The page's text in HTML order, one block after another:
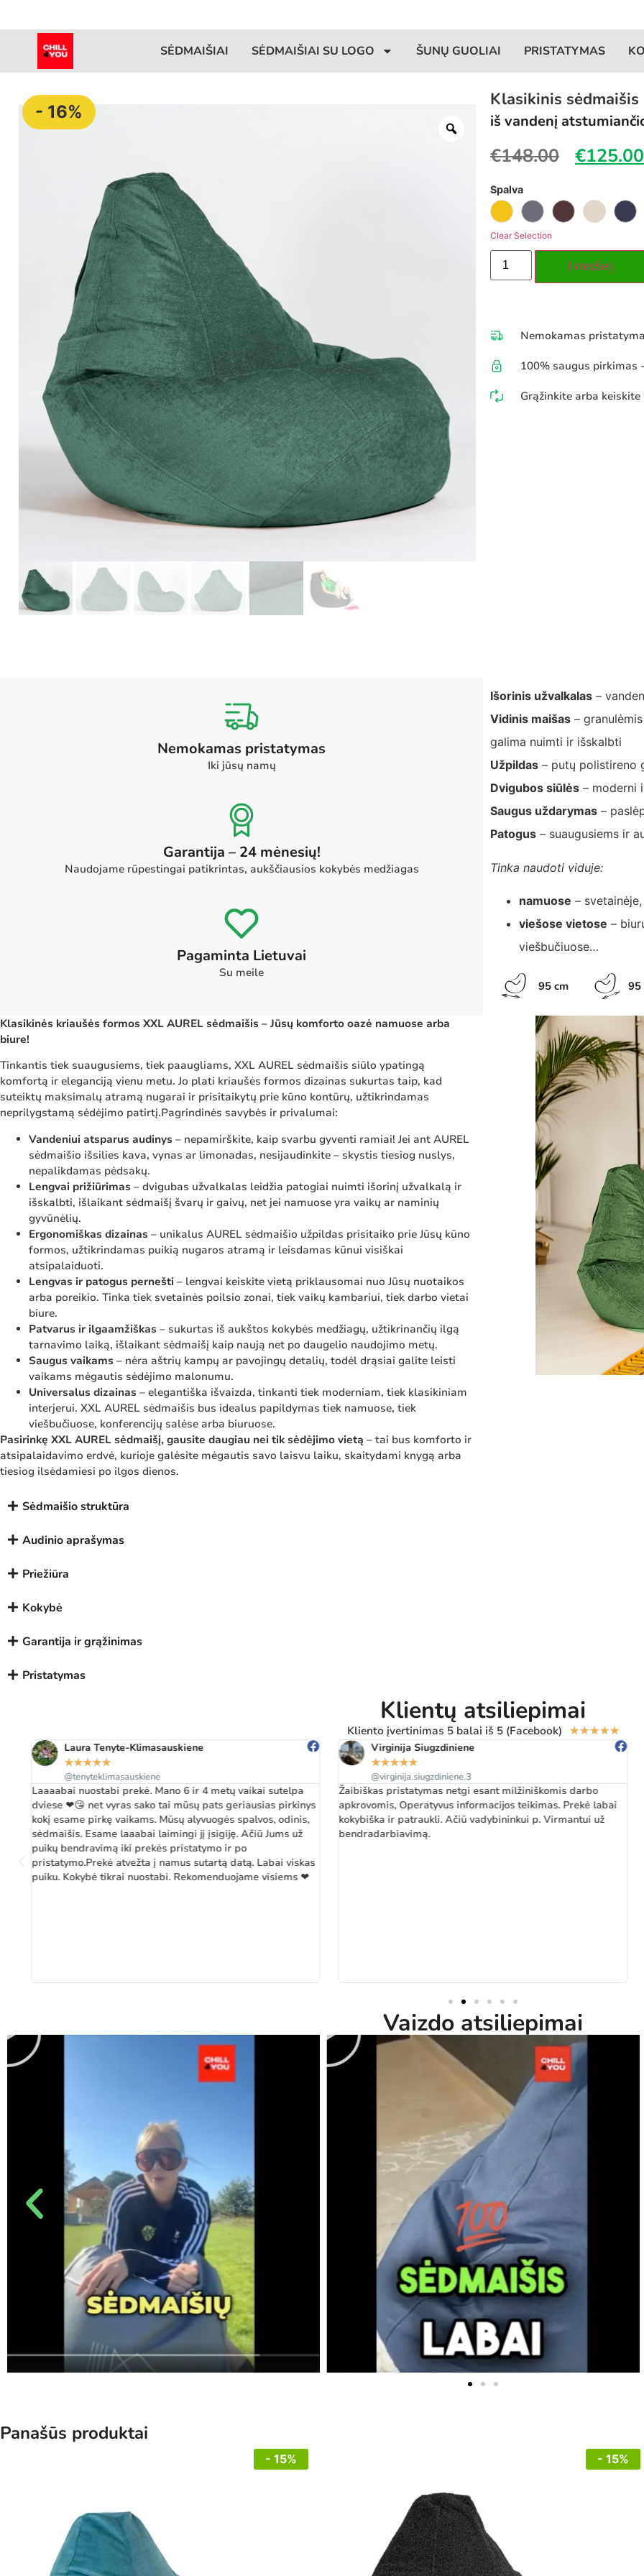
SĖDMAIŠIAI SĖDMAIŠIAI SU LOGO ŠUNŲ GUOLIAI PRISTATYMAS
- 16%
Klasikinis sėdmaišis
iš vandenį
€148.00 €125.00
Spalva
Clear Selection
Į krepšelį
Nemokamas
100% saugus pirkimas
Grąžinkite arba keiskite
Nemokamas pristatymas
Iki jūsų namų
Garantija – 24 mėnesių!
Naudojame rūpestingai patikrintas, aukščiausios kokybės medžiagas
Pagaminta Lietuvai
Su meile
Išorinis užvalkalas –
Vidinis maišas –
galima nuimti ir išskalbti
Užpildas – putų polistireno
Dvigubos siūlės – moderni
Saugus uždarymas –
Patogus – suaugusiems ir
Tinka naudoti viduje:
namuose –
viešose vietose –
viešbučiuose…
95 cm 95
Klasikinės kriaušės formos XXL AUREL sėdmaišis – Jūsų komforto oazė namuose arba
biure!
Tinkantis tiek suaugusiems, tiek paaugliams, XXL AUREL sėdmaišis siūlo ypatingą
komfortą ir eleganciją vienu metu. Jo plati kriaušės formos dizainas sukurtas taip, kad
suteiktų maksimalų atramą nugarai ir prisitaikytų prie kūno kontūrų, užtikrindamas
neprilygstamą sėdėjimo patirtį.Pagrindinės savybės ir privalumai:
Vandeniui atsparus audinys – nepamirškite, kaip svarbu gyventi ramiai! Jei ant AUREL
sėdmaišio išsilies kava, vynas ar limonadas, nesijaudinkite – skystis tiesiog nuslys,
nepalikdamas pėdsakų.
Lengvai prižiūrimas – dvigubas užvalkalas leidžia patogiai nuimti išorinį užvalkalą ir
išskalbti, išlaikant sėdmaišį švarų ir gaivų, net jei namuose yra vaikų ar naminių
gyvūnėlių.
Ergonomiškas dizainas – unikalus AUREL sėdmaišio užpildas prisitaiko prie Jūsų kūno
formos, užtikrindamas puikią nugaros atramą ir leisdamas kūnui visiškai
atsipalaiduoti.
Lengvas ir patogus pernešti – lengvai keiskite vietą priklausomai nuo Jūsų nuotaikos
arba poreikio. Tinka tiek svetainės poilsio zonai, tiek vaikų kambariui, tiek darbo vietai
biure.
Patvarus ir ilgaamžiškas – sukurtas iš aukštos kokybės medžiagų, užtikrinančių ilgą
tarnavimo laiką, išlaikant sėdmaišį kaip naują net po daugelio naudojimo metų.
Saugus vaikams – nėra aštrių kampų ar pavojingų detalių, todėl drąsiai galite leisti
vaikams mėgautis sėdėjimo malonumu.
Universalus dizainas – elegantiška išvaizda, tinkanti tiek moderniam, tiek klasikiniam
interjerui. XXL AUREL sėdmaišis bus idealus papildymas tiek namuose, tiek
viešbučiuose, konferencijų salėse arba biuruose.
Pasirinkę XXL AUREL sėdmaišį, gausite daugiau nei tik sėdėjimo vietą – tai bus komforto ir
atsipalaidavimo erdvė, kurioje galėsite mėgautis savo laisvu laiku, skaitydami knygą arba
tiesiog ilsėdamiesi po ilgos dienos.
Sėdmaišio struktūra
Audinio aprašymas
Priežiūra
Kokybė
Garantija ir grąžinimas
Pristatymas
Klientų atsiliepimai
Kliento įvertinimas 5 balai iš 5 (Facebook) ★★★★★
Virginija Siugzdiniene
★★★★★
@virginija.siugzdiniene.3
Žaibiškas pristatymas netgi esant milžiniškomis darbo
apkrovomis, Operatyvus informacijos teikimas. Prekė labai
kokybiška ir patraukli. Ačiū vadybininkui p. Virmantui už
bendradarbiavimą.
Kristina Jasilioniene
★★★★★
@aurelijus.kristina
Puikus, smagus sedmaišiai 🥰🥰🥰🥰
Vaizdo atsiliepimai
Panašūs produktai
- 15% - 15%